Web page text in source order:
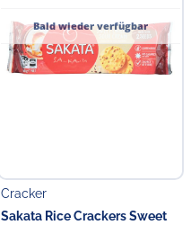
Bald wieder verfügbar
Cracker
Sakata Rice Crackers Sweet